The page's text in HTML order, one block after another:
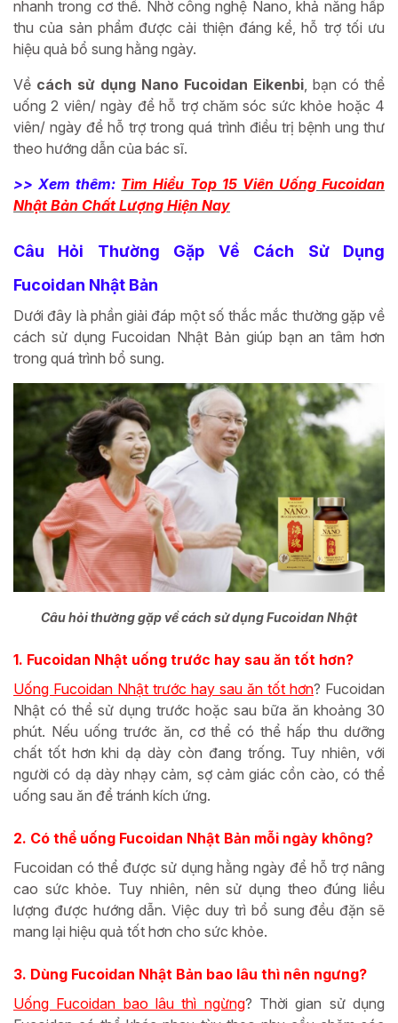
nhanh trong cơ thể. Nhờ công nghệ Nano, khả năng hấp
thu của sản phẩm được cải thiện đáng kể, hỗ trợ tối ưu
hiệu quả bổ sung hằng ngày.
Về cách sử dụng Nano Fucoidan Eikenbi , bạn có thể
uống 2 viên/ ngày để hỗ trợ chăm sóc sức khỏe hoặc 4
viên/ ngày để hỗ trợ trong quá trình điều trị bệnh ung thư
theo hướng dẫn của bác sĩ.
>> Xem thêm: Tìm Hiểu Top 15 Viên Uống Fucoidan
Nhật Bản Chất Lượng Hiện Nay
Câu Hỏi Thường Gặp Về Cách Sử Dụng
Fucoidan Nhật Bản
Dưới đây là phần giải đáp một số thắc mắc thường gặp về
cách sử dụng Fucoidan Nhật Bản giúp bạn an tâm hơn
trong quá trình bổ sung.
Câu hỏi thường gặp về cách sử dụng Fucoidan Nhật
1. Fucoidan Nhật uống trước hay sau ăn tốt hơn?
Uống Fucoidan Nhật trước hay sau ăn tốt hơn? Fucoidan
Nhật có thể sử dụng trước hoặc sau bữa ăn khoảng 30
phút. Nếu uống trước ăn, cơ thể có thể hấp thu dưỡng
chất tốt hơn khi dạ dày còn đang trống. Tuy nhiên, với
người có dạ dày nhạy cảm, sợ cảm giác cồn cào, có thể
uống sau ăn để tránh kích ứng.
2. Có thể uống Fucoidan Nhật Bản mỗi ngày không?
Fucoidan có thể được sử dụng hằng ngày để hỗ trợ nâng
cao sức khỏe. Tuy nhiên, nên sử dụng theo đúng liều
lượng được hướng dẫn. Việc duy trì bổ sung đều đặn sẽ
mang lại hiệu quả tốt hơn cho sức khỏe.
3. Dùng Fucoidan Nhật Bản bao lâu thì nên ngưng?
Uống Fucoidan bao lâu thì ngừng? Thời gian sử dụng